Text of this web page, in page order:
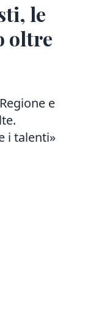
le
oltre
e
i talenti»